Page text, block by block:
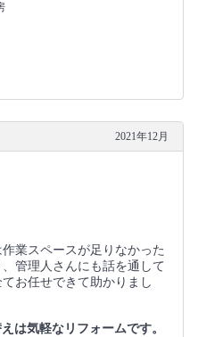
2021年12月
業スペースが足りなかった
管理人さんにも話を通して
お任せできて助かりまし
は気軽なリフォームです。